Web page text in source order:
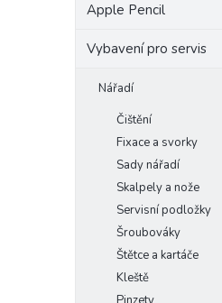
Apple Pencil
Vybavení pro servis
Nářadí
Čištění
Fixace a svorky
Sady nářadí
Skalpely a nože
Servisní podložky
Šroubováky
Štětce a kartáče
Kleště